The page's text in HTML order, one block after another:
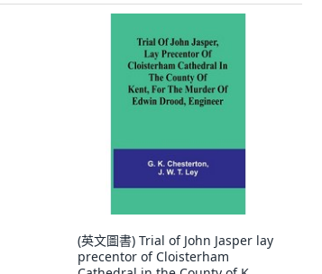
(英文圖書) Trial of John Jasper lay
precentor of Cloisterham